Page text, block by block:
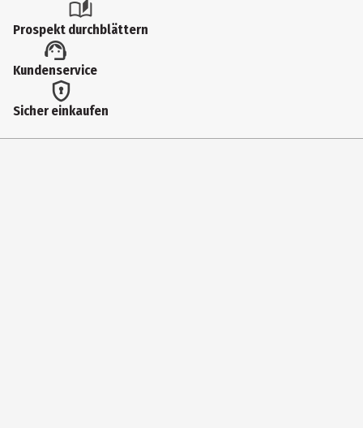
Artikelnummer des Herstellers
90752
Lizenz (spw)
Funko Marvel
Hersteller
Prospekt durchblättern
Kundenservice
Sicher einkaufen